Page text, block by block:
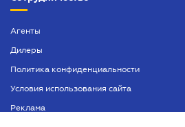
БИЗНЕС
ЮРИСТ
Агенты
Дилеры
Политика конфиденциальности
Условия использования сайта
Реклама